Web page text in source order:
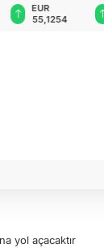
EUR
55,1254
yol açacaktır